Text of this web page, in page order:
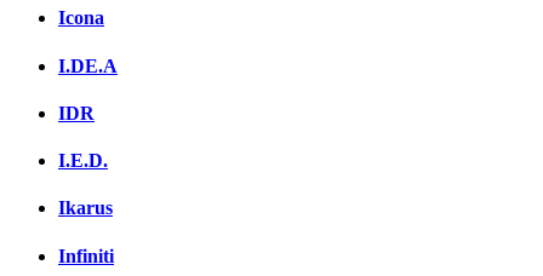
Icona
I.DE.A
IDR
I.E.D.
Ikarus
Infiniti